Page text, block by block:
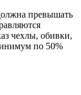
превышать
чехлы, обивки,
по 50%